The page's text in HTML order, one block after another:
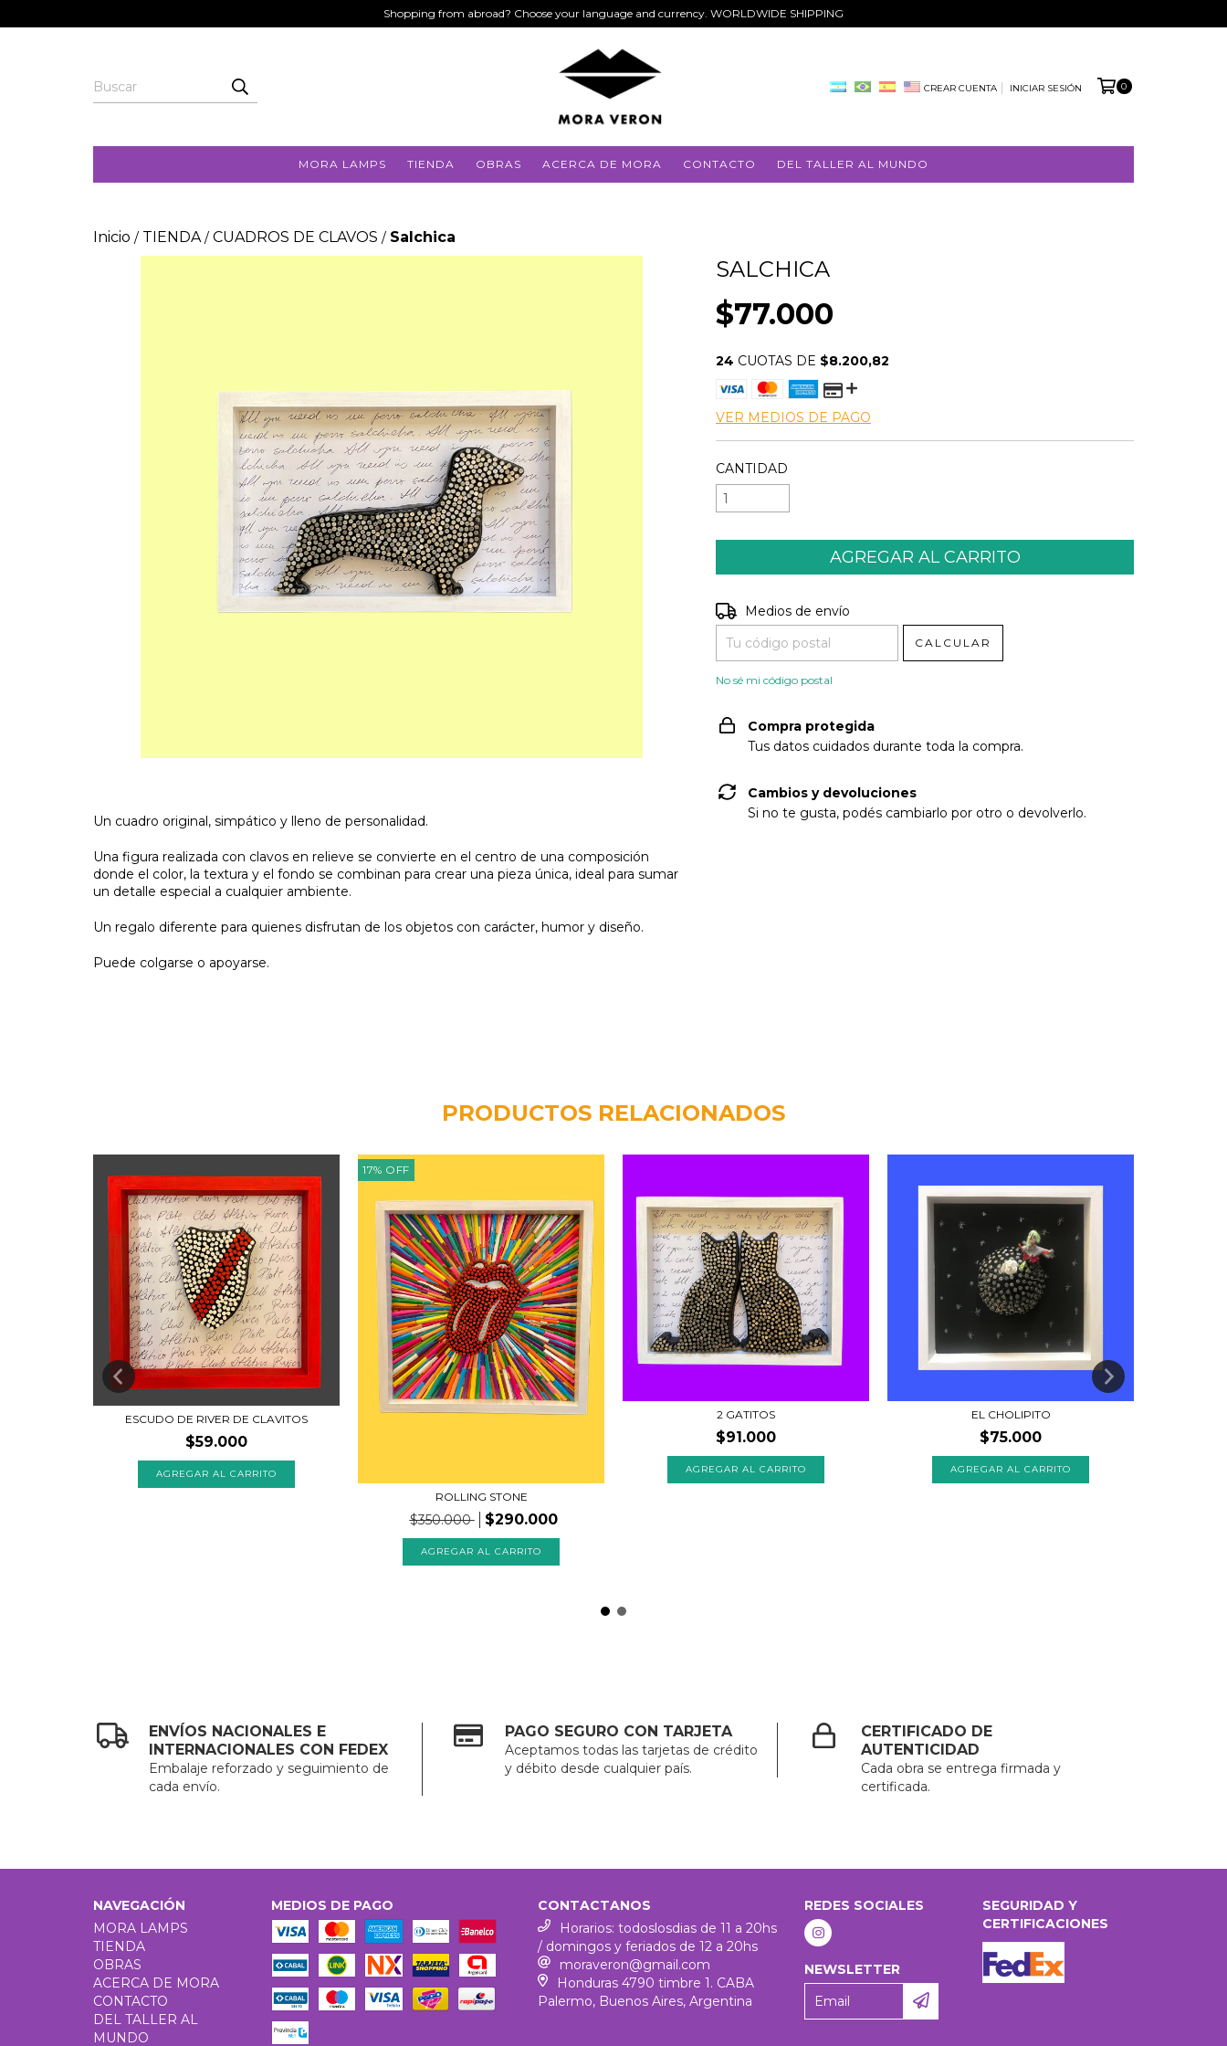
Shopping from abroad? Choose your language and currency. WORLDWIDE SHIPPING
CREAR CUENTA INICIAR SESIÓN 0
MORA LAMPS TIENDA OBRAS ACERCA DE MORA CONTACTO DEL TALLER AL MUNDO
Inicio / TIENDA / CUADROS DE CLAVOS / Salchica
Un cuadro original, simpático y lleno de personalidad.
Una figura realizada con clavos en relieve se convierte en el centro de una composición
donde el color, la textura y el fondo se combinan para crear una pieza única, ideal para sumar
un detalle especial a cualquier ambiente.
Un regalo diferente para quienes disfrutan de los objetos con carácter, humor y diseño.
Puede colgarse o apoyarse.
SALCHICA
$77.000
24 CUOTAS DE $8.200,82
VER MEDIOS DE PAGO
CANTIDAD
Entregas para el CP:
Medios de envío
CALCULAR
No sé mi código postal
Compra protegida
Tus datos cuidados durante toda la compra.
Cambios y devoluciones
Si no te gusta, podés cambiarlo por otro o devolverlo.
PRODUCTOS RELACIONADOS
ESCUDO DE RIVER DE CLAVITOS
$59.000
17% OFF
ROLLING STONE
$350.000 $290.000
2 GATITOS
$91.000
EL CHOLIPITO
$75.000
ENVÍOS NACIONALES E
INTERNACIONALES CON FEDEX
Embalaje reforzado y seguimiento de
cada envío.
PAGO SEGURO CON TARJETA
Aceptamos todas las tarjetas de crédito
y débito desde cualquier país.
CERTIFICADO DE
AUTENTICIDAD
Cada obra se entrega firmada y
certificada.
NAVEGACIÓN
MORA LAMPS
TIENDA
OBRAS
ACERCA DE MORA
CONTACTO
DEL TALLER AL
MUNDO
MEDIOS DE PAGO
CONTACTANOS
Horarios: todoslosdias de 11 a 20hs
/ domingos y feriados de 12 a 20hs
moraveron@gmail.com
Honduras 4790 timbre 1. CABA
Palermo, Buenos Aires, Argentina
REDES SOCIALES
NEWSLETTER
SEGURIDAD Y
CERTIFICACIONES